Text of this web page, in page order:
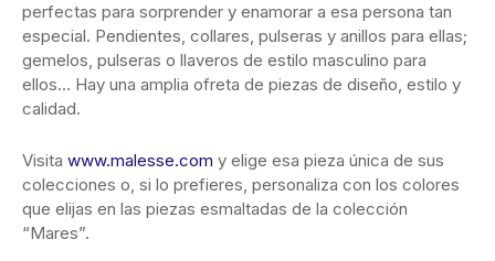
perfectas para sorprender y enamorar a esa persona tan
especial. Pendientes, collares, pulseras y anillos para ellas;
gemelos, pulseras o llaveros de estilo masculino para
ellos… Hay una amplia ofreta de piezas de diseño, estilo y
calidad.
Visita www.malesse.com y elige esa pieza única de sus
colecciones o, si lo prefieres, personaliza con los colores
que elijas en las piezas esmaltadas de la colección
“Mares”.